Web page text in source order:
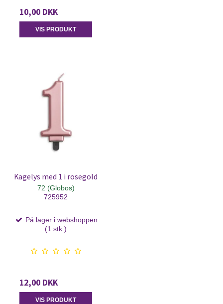
10,00 DKK
VIS PRODUKT
Kagelys med 1 i rosegold
72 (Globos)
725952
På lager i webshoppen
(1 stk.)
12,00 DKK
VIS PRODUKT